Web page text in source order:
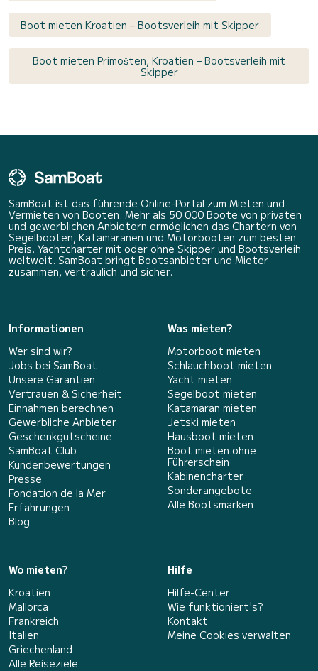
Boot mieten Kroatien – Bootsverleih mit Skipper
Boot mieten Primošten, Kroatien – Bootsverleih mit
Skipper
SamBoat ist das führende Online-Portal zum Mieten und
Vermieten von Booten. Mehr als 50 000 Boote von privaten
und gewerblichen Anbietern ermöglichen das Chartern von
Segelbooten, Katamaranen und Motorbooten zum besten
Preis. Yachtcharter mit oder ohne Skipper und Bootsverleih
weltweit. SamBoat bringt Bootsanbieter und Mieter
zusammen, vertraulich und sicher.
Informationen
Wer sind wir?
Jobs bei SamBoat
Unsere Garantien
Vertrauen & Sicherheit
Einnahmen berechnen
Gewerbliche Anbieter
Geschenkgutscheine
SamBoat Club
Kundenbewertungen
Presse
Fondation de la Mer
Erfahrungen
Blog
Was mieten?
Motorboot mieten
Schlauchboot mieten
Yacht mieten
Segelboot mieten
Katamaran mieten
Jetski mieten
Hausboot mieten
Boot mieten ohne
Führerschein
Kabinencharter
Sonderangebote
Alle Bootsmarken
Wo mieten?
Kroatien
Mallorca
Frankreich
Italien
Griechenland
Alle Reiseziele
Hilfe
Hilfe-Center
Wie funktioniert's?
Kontakt
Meine Cookies verwalten